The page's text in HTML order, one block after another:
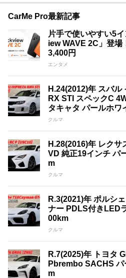
CarMe Pro最新記事
片手で使いやすい5
iew WAVE 2C」登
3,400円
エンタメ
H.24(2012)年 スバル
RX STI スペックC
タキャタ パールホワ
クルマ
H.28(2016)年 レクサ
VD 純正19インチ パ
m
クルマ
R.3(2021)年 ポルシ
ナー PDLS付きLED
00km
クルマ
R.7(2025)年 トヨタ
Pbrembo SACHS
m